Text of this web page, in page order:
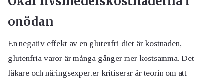
onödan
En negativ effekt av en glutenfri diet är kostnaden,
glutenfria varor är många gånger mer kostsamma. Det
läkare och näringsexperter kritiserar är teorin om att